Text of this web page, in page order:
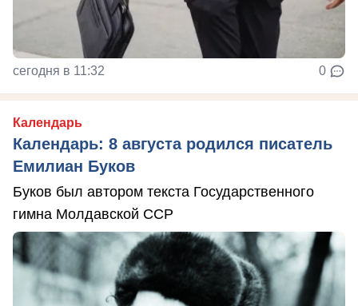
сегодня в 11:32 0
Календарь
Календарь: 8 августа родился писатель
Емилиан Буков
Буков был автором текста Государственного
гимна Молдавской ССР